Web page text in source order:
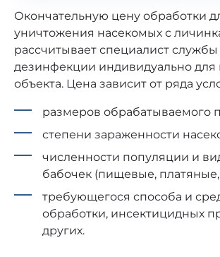
Окончательную цену обработки
уничтожения насекомых с
рассчитывает специалист службы
дезинфекции индивидуально для
объекта. Цена зависит от ряда
размеров обрабатываемого
степени зараженности
численности популяции и
бабочек (пищевые,
требующегося способа и
обработки, инсектицидных
других.